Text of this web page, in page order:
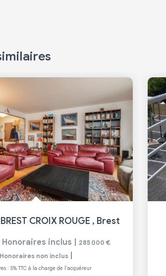
CROIX ROUGE , Brest
Honoraires inclus
285 000 €
Honoraires non inclus
: 5% TTC à la charge de l'acquéreur